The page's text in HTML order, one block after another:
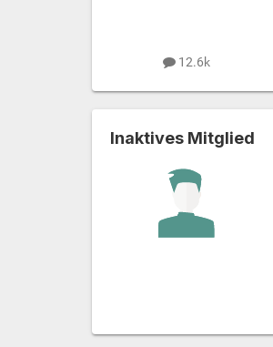
12.6k
Inaktives Mitglied